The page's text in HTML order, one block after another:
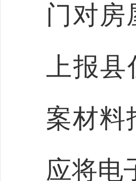
门对房
上报
案材料
应将电